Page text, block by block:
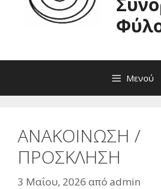
Μενού
ΑΝΑΚΟΙΝΩΣΗ /
ΠΡΟΣΚΛΗΣΗ
3 Μαΐου, 2026 από admin